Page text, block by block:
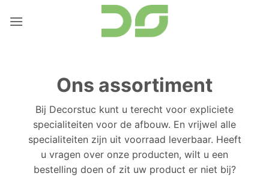
naar
Ons assortiment
Bij Decorstuc kunt u terecht voor expliciete
specialiteiten voor de afbouw. En vrijwel alle
specialiteiten zijn uit voorraad leverbaar. Heeft
u vragen over onze producten, wilt u een
bestelling doen of zit uw product er niet bij?